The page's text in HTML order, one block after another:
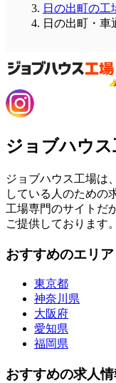
日の出町の工
日の出町・車
ジョブハウス
ジョブハウス工場は
している人のための
工場専門のサイトだ
ご提供しております。
おすすめのエリア
東京都
神奈川県
大阪府
愛知県
福岡県
おすすめの求人情